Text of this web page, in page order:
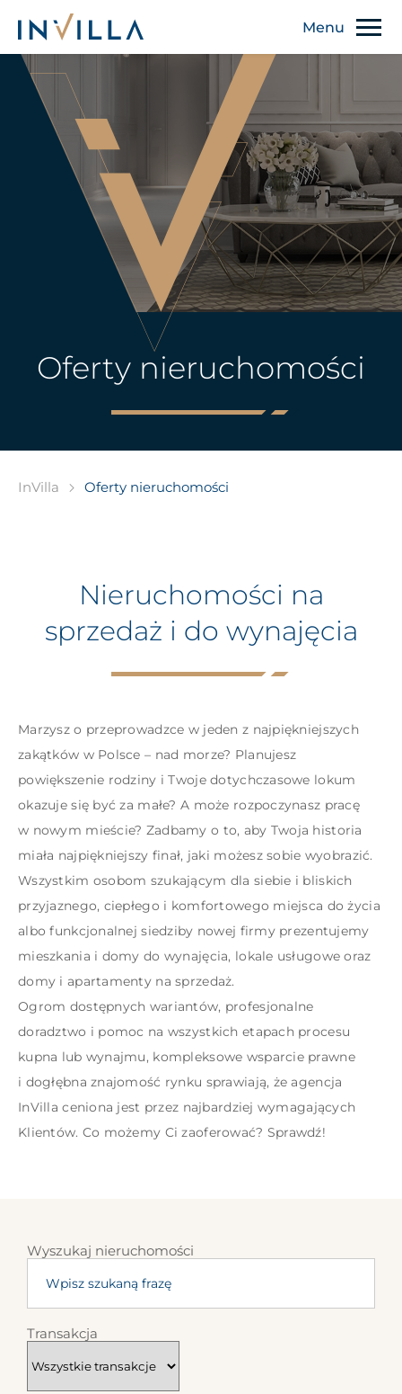
Oferty nieruchomości
InVilla Oferty nieruchomości
Nieruchomości na
sprzedaż i do wynajęcia
Marzysz o przeprowadzce w jeden z najpiękniejszych
zakątków w Polsce – nad morze? Planujesz
powiększenie rodziny i Twoje dotychczasowe lokum
okazuje się być za małe? A może rozpoczynasz pracę
w nowym mieście? Zadbamy o to, aby Twoja historia
miała najpiękniejszy finał, jaki możesz sobie wyobrazić.
Wszystkim osobom szukającym dla siebie i bliskich
przyjaznego, ciepłego i komfortowego miejsca do życia
albo funkcjonalnej siedziby nowej firmy prezentujemy
mieszkania i domy do wynajęcia, lokale usługowe oraz
domy i apartamenty na sprzedaż.
Ogrom dostępnych wariantów, profesjonalne
doradztwo i pomoc na wszystkich etapach procesu
kupna lub wynajmu, kompleksowe wsparcie prawne
i dogłębna znajomość rynku sprawiają, że agencja
InVilla ceniona jest przez najbardziej wymagających
Klientów. Co możemy Ci zaoferować? Sprawdź!
Wyszukaj nieruchomości
Transakcja